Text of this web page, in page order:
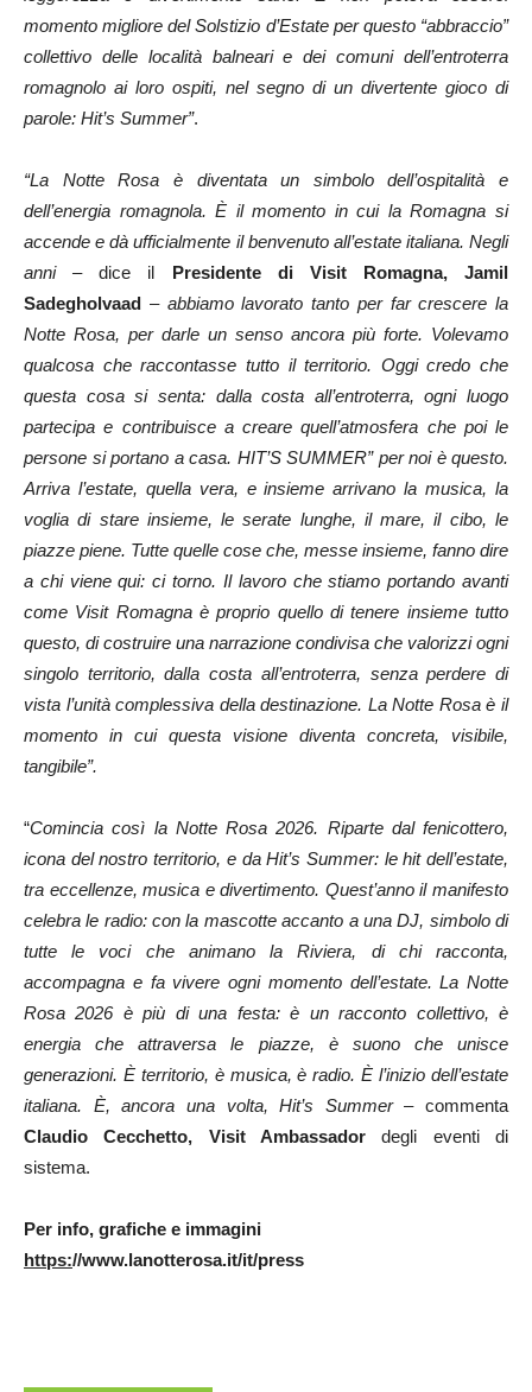
momento migliore del Solstizio d’Estate per questo “abbraccio”
collettivo delle località balneari e dei comuni dell’entroterra
romagnolo ai loro ospiti, nel segno di un divertente gioco di
parole: Hit’s Summer”.
“La Notte Rosa è diventata un simbolo dell’ospitalità e
dell’energia romagnola. È il momento in cui la Romagna si
accende e dà ufficialmente il benvenuto all’estate italiana. Negli
anni –dice il Presidente di Visit Romagna, Jamil
Sadegholvaad – abbiamo lavorato tanto per far crescere la
Notte Rosa, per darle un senso ancora più forte. Volevamo
qualcosa che raccontasse tutto il territorio. Oggi credo che
questa cosa si senta: dalla costa all’entroterra, ogni luogo
partecipa e contribuisce a creare quell’atmosfera che poi le
persone si portano a casa. HIT’S SUMMER” per noi è questo.
Arriva l’estate, quella vera, e insieme arrivano la musica, la
voglia di stare insieme, le serate lunghe, il mare, il cibo, le
piazze piene. Tutte quelle cose che, messe insieme, fanno dire
a chi viene qui: ci torno. Il lavoro che stiamo portando avanti
come Visit Romagna è proprio quello di tenere insieme tutto
questo, di costruire una narrazione condivisa che valorizzi ogni
singolo territorio, dalla costa all’entroterra, senza perdere di
vista l’unità complessiva della destinazione. La Notte Rosa è il
momento in cui questa visione diventa concreta, visibile,
tangibile”.
“Comincia così la Notte Rosa 2026. Riparte dal fenicottero,
icona del nostro territorio, e da Hit’s Summer: le hit dell’estate,
tra eccellenze, musica e divertimento. Quest’anno il manifesto
celebra le radio: con la mascotte accanto a una DJ, simbolo di
tutte le voci che animano la Riviera, di chi racconta,
accompagna e fa vivere ogni momento dell’estate. La Notte
Rosa 2026 è più di una festa: è un racconto collettivo, è
energia che attraversa le piazze, è suono che unisce
generazioni. È territorio, è musica, è radio. È l’inizio dell’estate
italiana. È, ancora una volta, Hit’s Summer– commenta
Claudio Cecchetto, Visit Ambassadordegli eventi di
sistema.
Per info, grafiche e immagini
https://www.lanotterosa.it/it/press